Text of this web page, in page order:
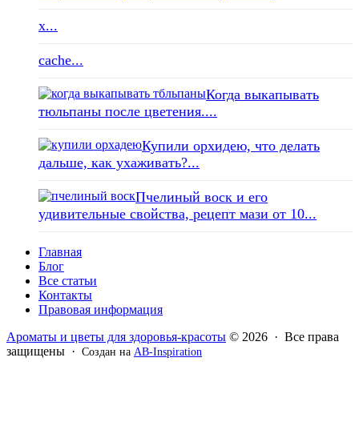
x...
cache...
Когда выкапывать
тюльпаны после цветения....
Купили орхидею, что делать
дальше, как ухаживать?...
Пчелиный воск и его
удивительные свойства, рецепт мази от 10...
Главная
Блог
Все статьи
Контакты
Правовая информация
Ароматы и цветы для здоровья-красоты © 2026 · Все права
защищены · Создан на AB-Inspiration